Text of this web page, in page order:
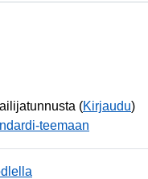
(Kirjaudu)
teemaan